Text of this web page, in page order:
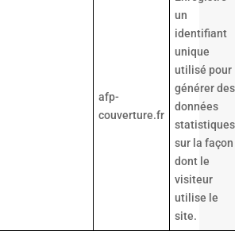
afp-
couverture.fr
un
identifiant
unique
utilisé pour
générer des
données
statistiques
sur la façon
dont le
visiteur
utilise le
site.